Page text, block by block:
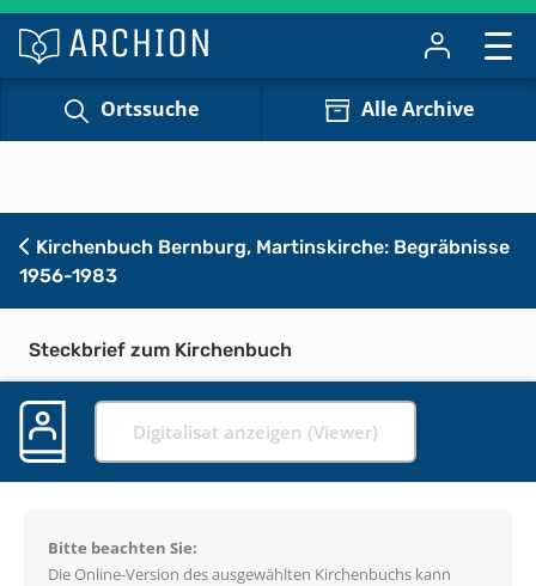
Ortssuche Alle Archive
Kirchenbuch Bernburg, Martinskirche: Begräbnisse
1956-1983
Steckbrief zum Kirchenbuch
Digitalisat anzeigen (Viewer)
Bitte beachten Sie:
Die Online-Version des ausgewählten Kirchenbuchs kann